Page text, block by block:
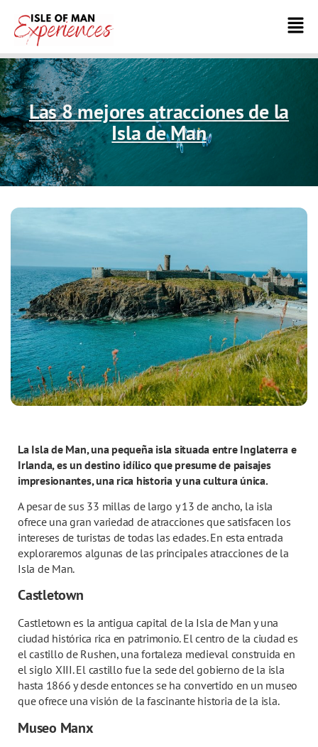
Las 8 mejores atracciones de la
Isla de Man
La Isla de Man, una pequeña isla situada entre Inglaterra e
Irlanda, es un destino idílico que presume de paisajes
impresionantes, una rica historia y una cultura única.
A pesar de sus 33 millas de largo y 13 de ancho, la isla
ofrece una gran variedad de atracciones que satisfacen los
intereses de turistas de todas las edades. En esta entrada
exploraremos algunas de las principales atracciones de la
Isla de Man.
Castletown
Castletown es la antigua capital de la Isla de Man y una
ciudad histórica rica en patrimonio. El centro de la ciudad es
el castillo de Rushen, una fortaleza medieval construida en
el siglo XIII. El castillo fue la sede del gobierno de la isla
hasta 1866 y desde entonces se ha convertido en un museo
que ofrece una visión de la fascinante historia de la isla.
Museo Manx